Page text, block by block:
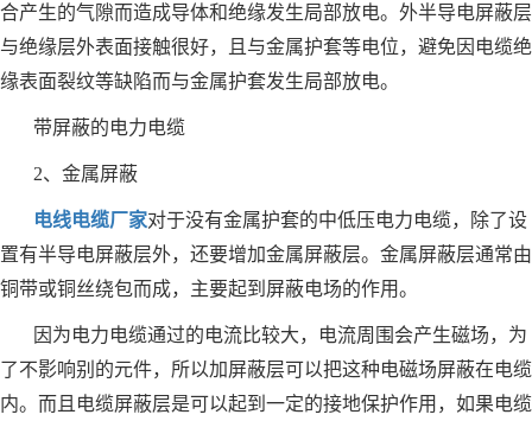
合产生的气隙而造成导体和绝缘发生局部放电。外半导电屏蔽层
与绝缘层外表面接触很好，且与金属护套等电位，避免因电缆绝
缘表面裂纹等缺陷而与金属护套发生局部放电。
带屏蔽的电力电缆
2、金属屏蔽
电线电缆厂家对于没有金属护套的中低压电力电缆，除了设
置有半导电屏蔽层外，还要增加金属屏蔽层。金属屏蔽层通常由
铜带或铜丝绕包而成，主要起到屏蔽电场的作用。
因为电力电缆通过的电流比较大，电流周围会产生磁场，为
了不影响别的元件，所以加屏蔽层可以把这种电磁场屏蔽在电缆
内。而且电缆屏蔽层是可以起到一定的接地保护作用，如果电缆